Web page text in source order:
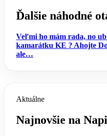
Ďalšie náhodné
Veľmi ho mám rada, no
kamarátku KE ? Ahojte
ale…
Aktuálne
Najnovšie na